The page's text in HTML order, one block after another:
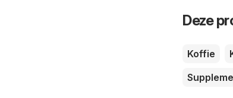
Deze
Koffie